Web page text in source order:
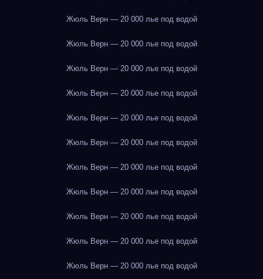
Жюль Верн — 20 000 лье под водой
Жюль Верн — 20 000 лье под водой
Жюль Верн — 20 000 лье под водой
Жюль Верн — 20 000 лье под водой
Жюль Верн — 20 000 лье под водой
Жюль Верн — 20 000 лье под водой
Жюль Верн — 20 000 лье под водой
Жюль Верн — 20 000 лье под водой
Жюль Верн — 20 000 лье под водой
Жюль Верн — 20 000 лье под водой
Жюль Верн — 20 000 лье под водой